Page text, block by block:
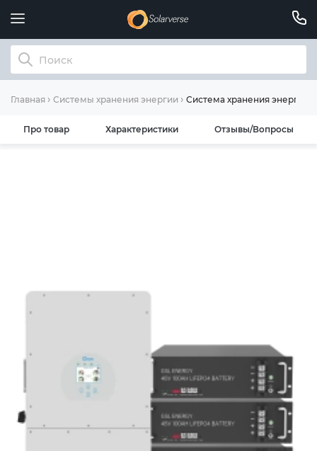
Главная Системы хранения энергии Система хранения энергии
Про товар Характеристики Отзывы/Вопросы